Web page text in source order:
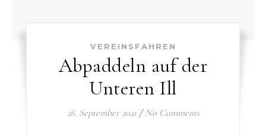
VEREINSFAHREN
Abpaddeln auf der
Unteren Ill
26. September 2021 / No Comments